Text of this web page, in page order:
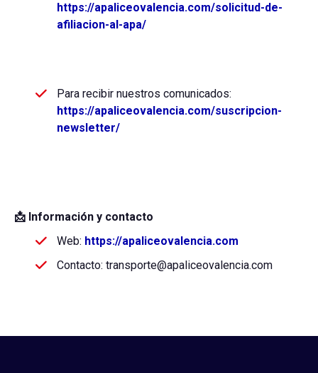
https://apaliceovalencia.com/solicitud-de-
afiliacion-al-apa/
Para recibir nuestros comunicados:
https://apaliceovalencia.com/suscripcion-
newsletter/
📩 Información y contacto
Web: https://apaliceovalencia.com
Contacto: transporte@apaliceovalencia.com